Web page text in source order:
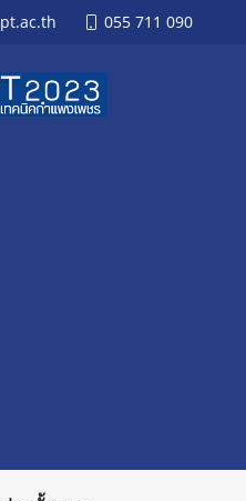
055 711 090